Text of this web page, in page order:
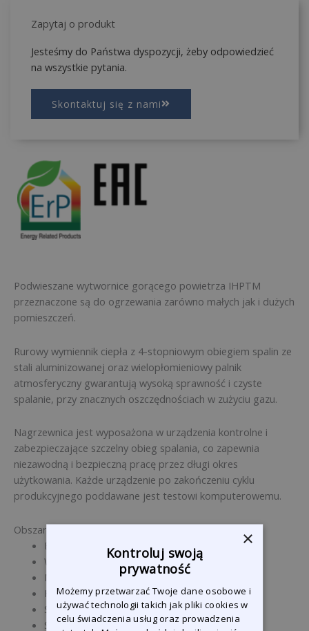
Podwieszane wytwornice gorącego powietrza IHPTM
przeznaczone są do ogrzewania zarówno małych jak i dużych
pomieszczeń.
Rurowy wymiennik ciepła z 4-stopniowym obiegiem spalin ze
stali aluminizowanej oraz wielopłomieniowy palnik
atmosferyczny gwarantują wysoką sprawność i czyste
spalanie, przy znacznych oszczędnościach w zużyciu gazu.
Nagrzewnica jest wyposażona w urządzenia kontrolne i
zabezpieczające szczelny obieg spalania, co zapewnia
niezawodną i bezpieczną pracę przez długi okres
użytkowania. Każde urządzenie po zakończeniu cyklu
produkcyjnego poddawane jest testowi komputerowemu.
Obszary zastosowania
Budynki przemysłowe
Warsztaty rzemieślnicze
Magazyny i platformy logistyczne
Hale wystawowe
Salony samochodowe
Supermarkety
Zapytaj o produkt
Jesteśmy do Państwa dyspozycji, żeby odpowiedzieć
na wszystkie pytania.
Skontaktuj się z nami
×
Kontroluj swoją
prywatność
Możemy przetwarzać Twoje dane osobowe i
używać technologii takich jak pliki cookies w
celu świadczenia usług oraz prowadzenia